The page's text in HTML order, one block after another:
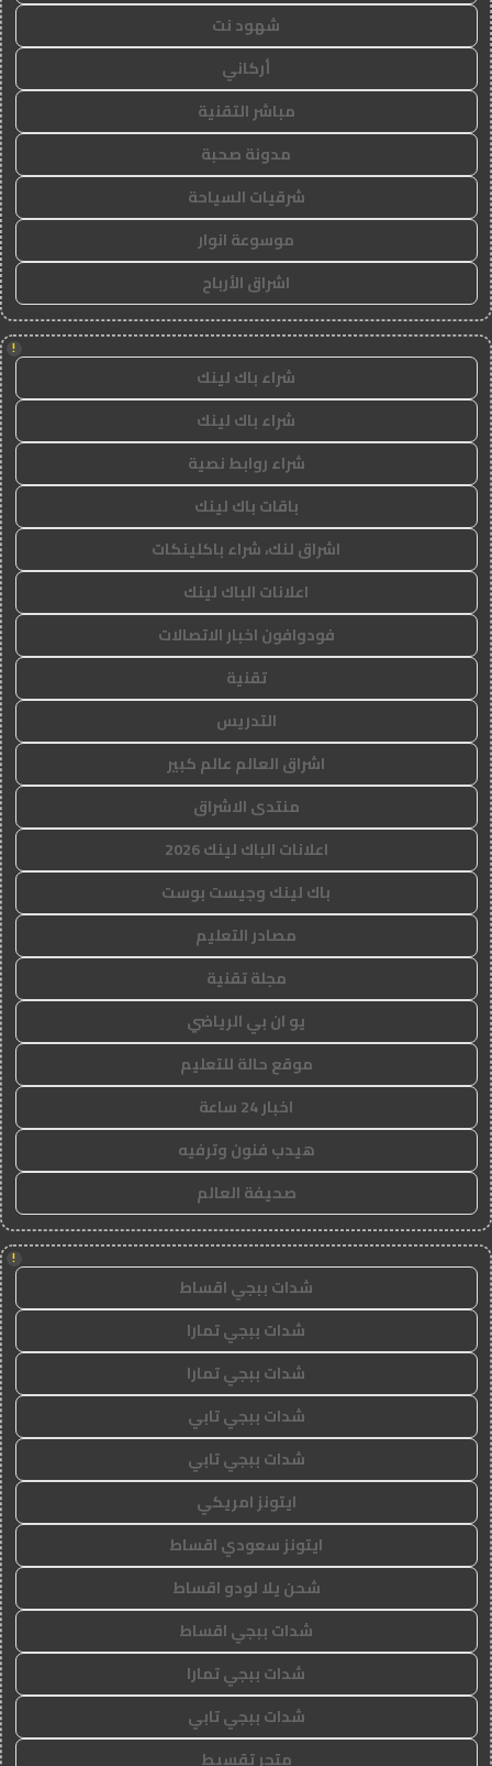
شهود نت
أركاني
مباشر التقنية
مدونة صحبة
شرقيات السياحة
موسوعة انوار
اشراق الأرباح
!
شراء باك لينك
شراء باك لينك
شراء روابط نصية
باقات باك لينك
اشراق لنك، شراء باكلينكات
اعلانات الباك لينك
فودوافون اخبار الاتصالات
تقنية
التدريس
اشراق العالم عالم كبير
منتدى الاشراق
اعلانات الباك لينك 2026
باك لينك وجيست بوست
مصادر التعليم
مجلة تقنية
يو ان بي الرياضي
موقع حالة للتعليم
اخبار 24 ساعة
هيدب فنون وترفيه
صحيفة العالم
!
شدات ببجي اقساط
شدات ببجي تمارا
شدات ببجي تمارا
شدات ببجي تابي
شدات ببجي تابي
ايتونز امريكي
ايتونز سعودي اقساط
شحن يلا لودو اقساط
شدات ببجي اقساط
شدات ببجي تمارا
شدات ببجي تابي
متجر تقسيط